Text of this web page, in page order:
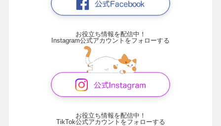
お役立ち情報を配信中！
Instagram公式アカウントをフォローする
お役立ち情報を配信中！
TikTok公式アカウントをフォローする